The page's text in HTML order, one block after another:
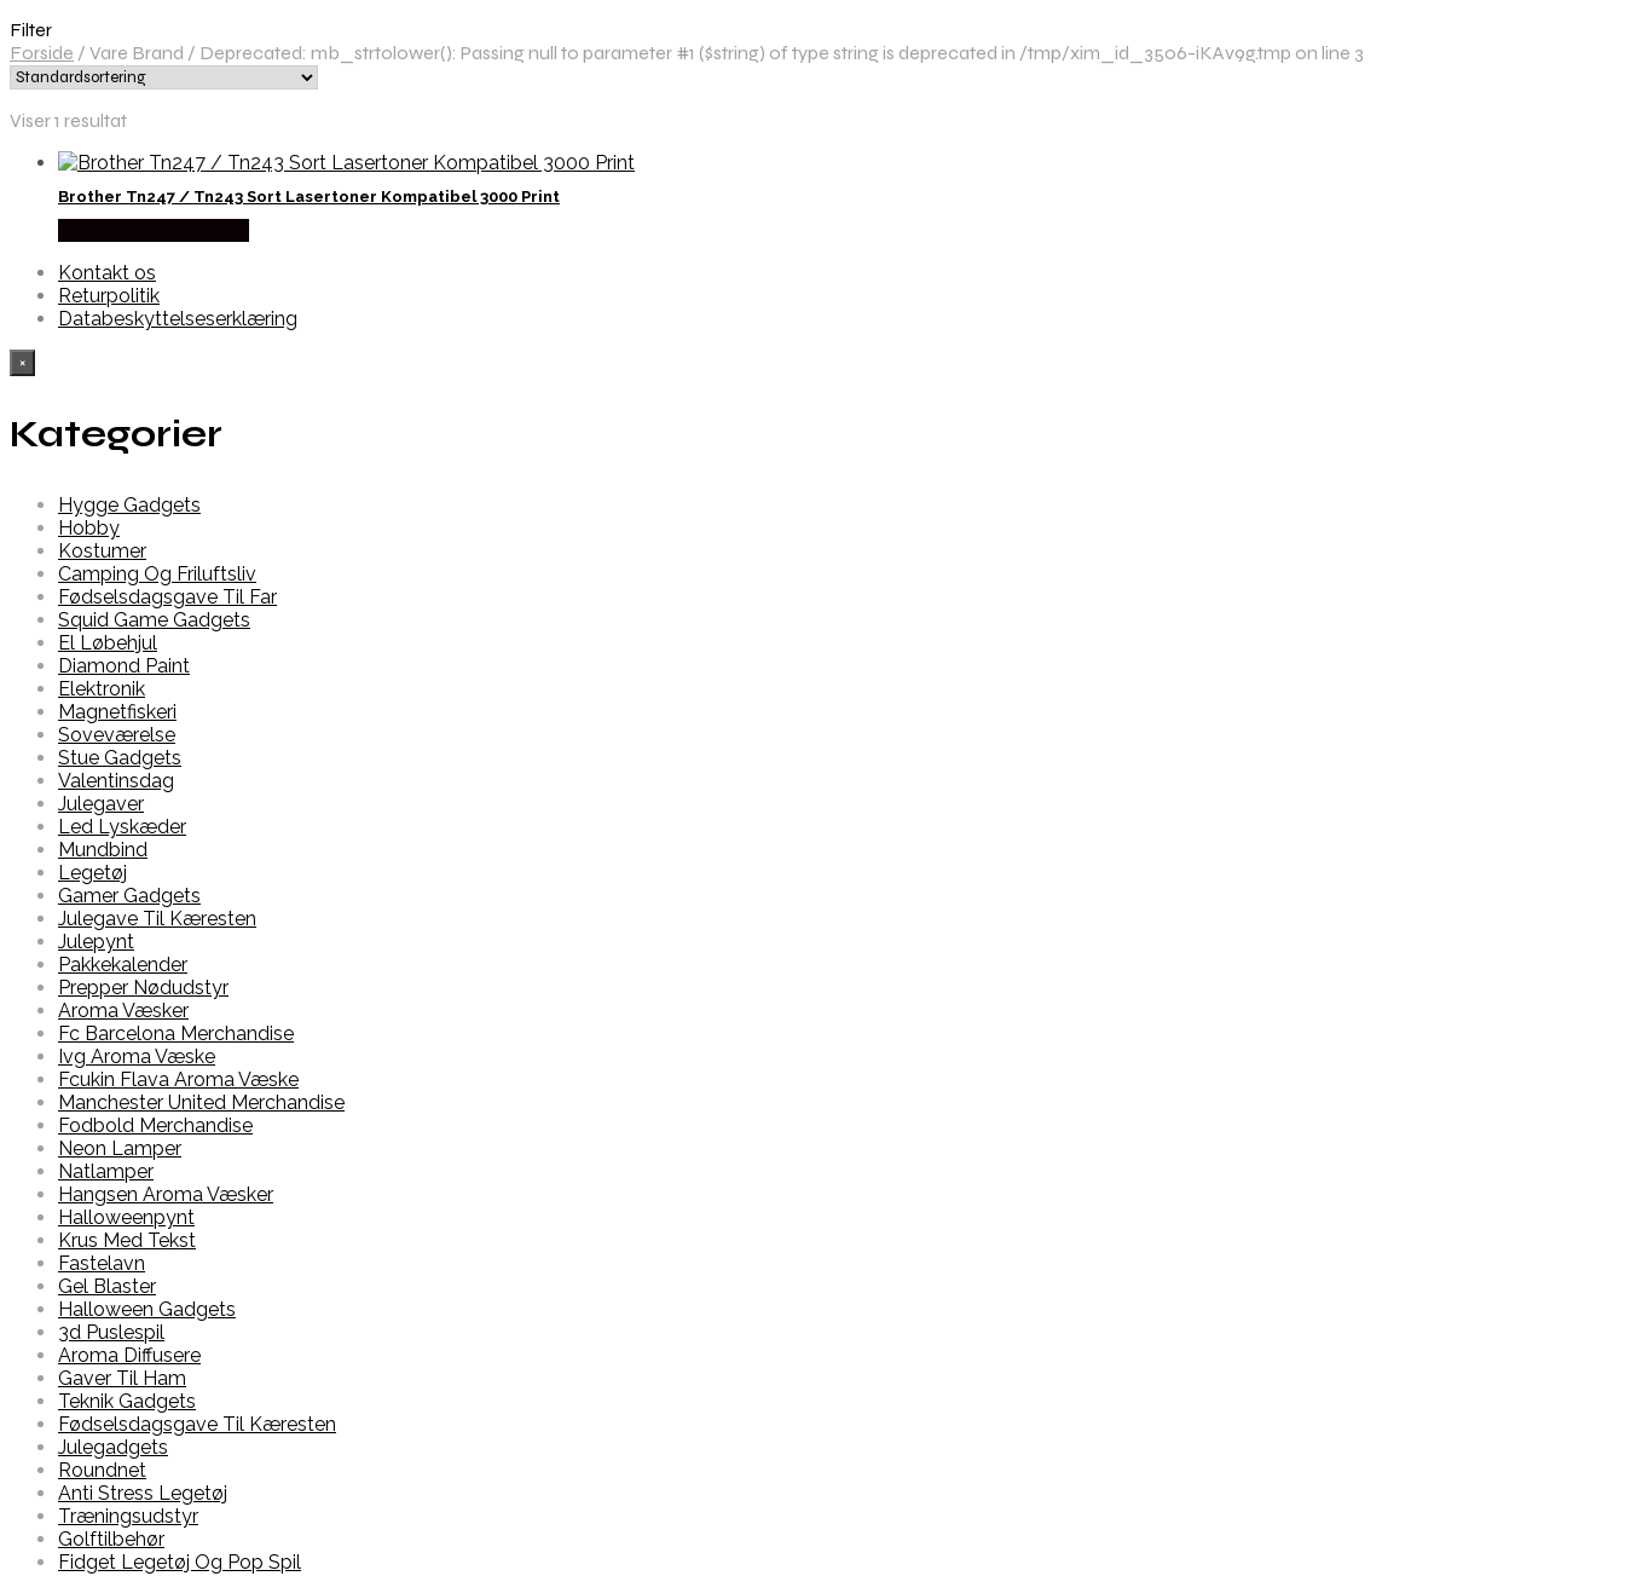
Filter
Forside / Vare Brand / Deprecated: mb_strtolower(): Passing null to parameter #1 ($string) of type string is deprecated in /tmp/xim_id_3506-iKAv9g.tmp on line 3
Viser 1 resultat
Brother Tn247 / Tn243 Sort Lasertoner Kompatibel 3000 Print
Kontakt os
Returpolitik
Databeskyttelseserklæring
×
Kategorier
Hygge Gadgets
Hobby
Kostumer
Camping Og Friluftsliv
Fødselsdagsgave Til Far
Squid Game Gadgets
El Løbehjul
Diamond Paint
Elektronik
Magnetfiskeri
Soveværelse
Stue Gadgets
Valentinsdag
Julegaver
Led Lyskæder
Mundbind
Legetøj
Gamer Gadgets
Julegave Til Kæresten
Julepynt
Pakkekalender
Prepper Nødudstyr
Aroma Væsker
Fc Barcelona Merchandise
Ivg Aroma Væske
Fcukin Flava Aroma Væske
Manchester United Merchandise
Fodbold Merchandise
Neon Lamper
Natlamper
Hangsen Aroma Væsker
Halloweenpynt
Krus Med Tekst
Fastelavn
Gel Blaster
Halloween Gadgets
3d Puslespil
Aroma Diffusere
Gaver Til Ham
Teknik Gadgets
Fødselsdagsgave Til Kæresten
Julegadgets
Roundnet
Anti Stress Legetøj
Træningsudstyr
Golftilbehør
Fidget Legetøj Og Pop Spil